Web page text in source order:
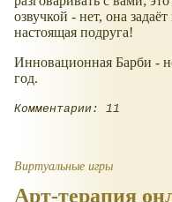
озвучкой - нет, она
настоящая подруга!
Инновационная Барби -
год.
Комментарии: 11
Виртуальные игры
Арт-терапия